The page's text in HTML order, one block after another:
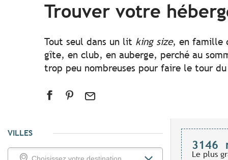
Trouver votre
Tout seul dans un lit king size, en famille
gîte, en club, en auberge, perché au
trop peu nombreuses pour faire le tour
VILLES
3146
Le plus